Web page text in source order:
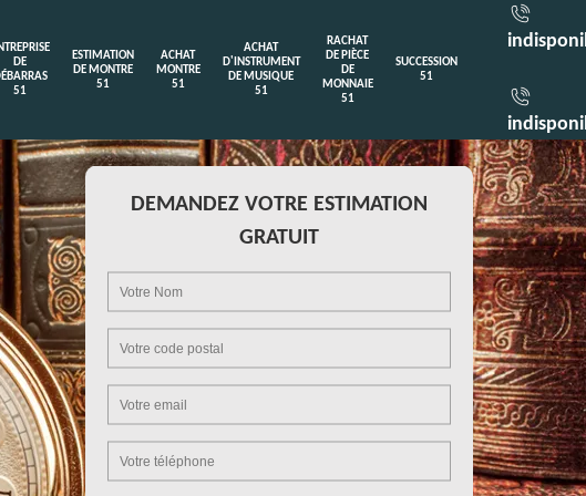
DE
51
ESTIMATION
DE MONTRE
51
ACHAT
MONTRE
51
ACHAT
D'INSTRUMENT
DE MUSIQUE
51
RACHAT
DE PIÈCE
DE
MONNAIE
51
SUCCESSION
51
DEMANDEZ VOTRE ESTIMATION
GRATUIT